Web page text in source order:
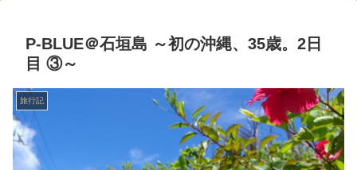
P-BLUE＠石垣島 ～初の沖縄、35歳。2日
目 ③～
旅行記